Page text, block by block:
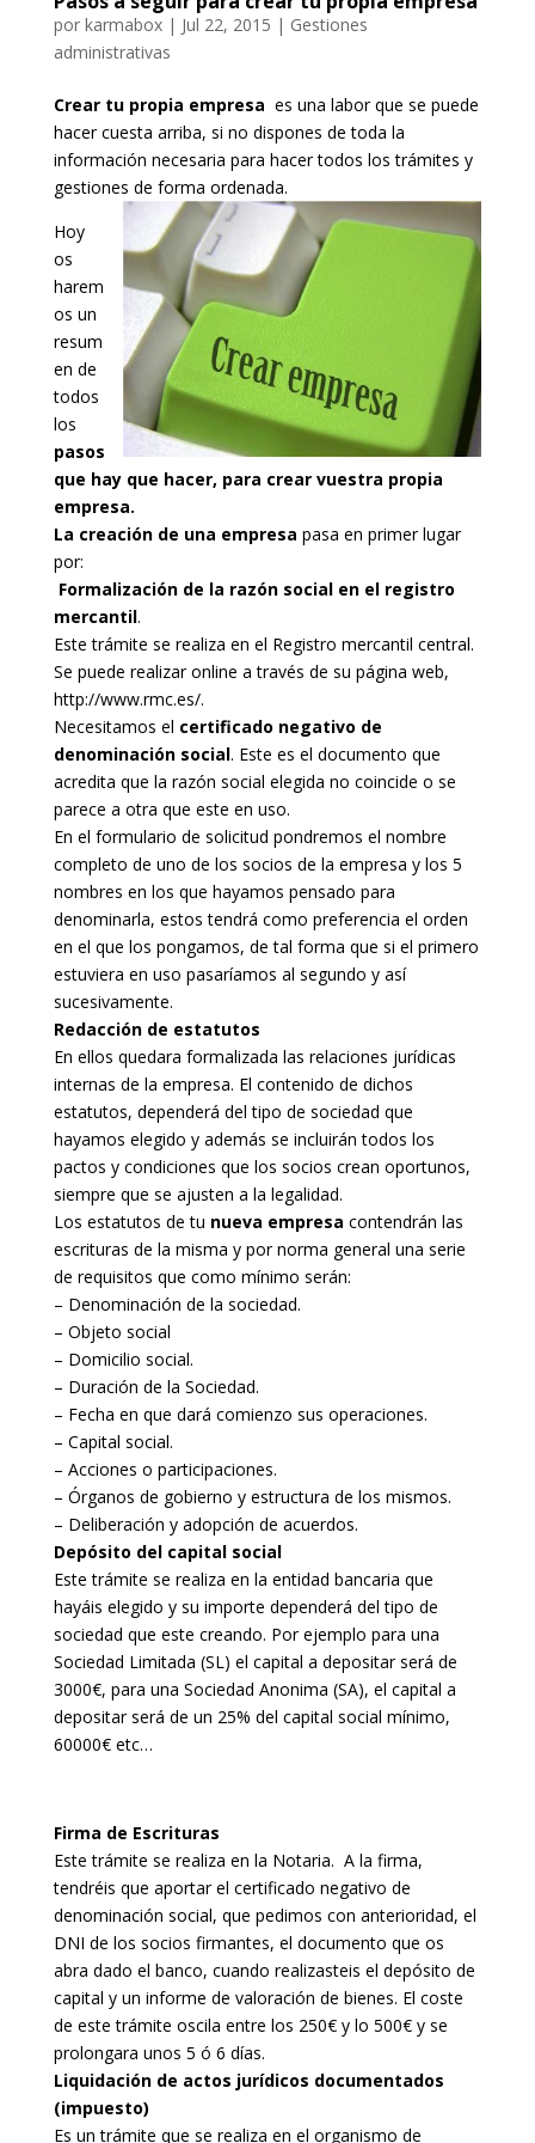
por karmabox| Jul 22, 2015 | Gestiones
administrativas
Crear tu propia empresa es una labor que se puede
hacer cuesta arriba, si no dispones de toda la
información necesaria para hacer todos los trámites y
gestiones de forma ordenada.
Hoy
os
harem
os un
resum
en de
todos
los
pasos
que hay que hacer, para crear vuestra propia
empresa.
La creación de una empresa pasa en primer lugar
por:
Formalización de la razón social en el registro
mercantil.
Este trámite se realiza en el Registro mercantil central.
Se puede realizar online a través de su página web,
http://www.rmc.es/.
Necesitamos el certificado negativo de
denominación social. Este es el documento que
acredita que la razón social elegida no coincide o se
parece a otra que este en uso.
En el formulario de solicitud pondremos el nombre
completo de uno de los socios de la empresa y los 5
nombres en los que hayamos pensado para
denominarla, estos tendrá como preferencia el orden
en el que los pongamos, de tal forma que si el primero
estuviera en uso pasaríamos al segundo y así
sucesivamente.
Redacción de estatutos
En ellos quedara formalizada las relaciones jurídicas
internas de la empresa. El contenido de dichos
estatutos, dependerá del tipo de sociedad que
hayamos elegido y además se incluirán todos los
pactos y condiciones que los socios crean oportunos,
siempre que se ajusten a la legalidad.
Los estatutos de tu nueva empresa contendrán las
escrituras de la misma y por norma general una serie
de requisitos que como mínimo serán:
– Denominación de la sociedad.
– Objeto social
– Domicilio social.
– Duración de la Sociedad.
– Fecha en que dará comienzo sus operaciones.
– Capital social.
– Acciones o participaciones.
– Órganos de gobierno y estructura de los mismos.
– Deliberación y adopción de acuerdos.
Depósito del capital social
Este trámite se realiza en la entidad bancaria que
hayáis elegido y su importe dependerá del tipo de
sociedad que este creando. Por ejemplo para una
Sociedad Limitada (SL) el capital a depositar será de
3000€, para una Sociedad Anonima (SA), el capital a
depositar será de un 25% del capital social mínimo,
60000€ etc…
Firma de Escrituras
Este trámite se realiza en la Notaria. A la firma,
tendréis que aportar el certificado negativo de
denominación social, que pedimos con anterioridad, el
DNI de los socios firmantes, el documento que os
abra dado el banco, cuando realizasteis el depósito de
capital y un informe de valoración de bienes. El coste
de este trámite oscila entre los 250€ y lo 500€ y se
prolongara unos 5 ó 6 días.
Liquidación de actos jurídicos documentados
(impuesto)
Es un trámite que se realiza en el organismo de